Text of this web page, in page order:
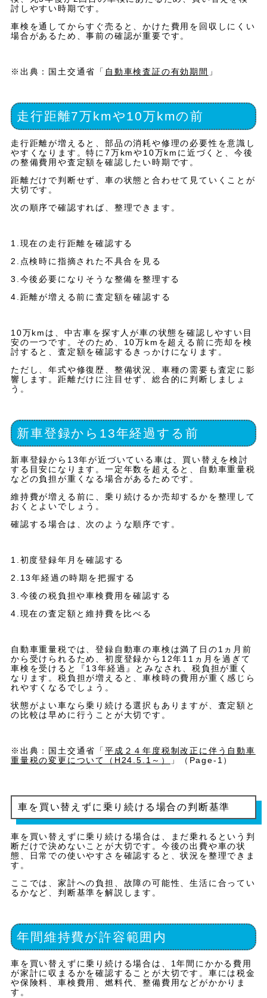
討しやすい時期です。
車検を通してからすぐ売ると、かけた費用を回収しにくい
場合があるため、事前の確認が重要です。
※出典：国土交通省「 自動車検査証の有効期間 」
走行距離7万kmや10万kmの前
走行距離が増えると、部品の消耗や修理の必要性を意識し
やすくなります。特に7万kmや10万kmに近づくと、今後
の整備費用や査定額を確認したい時期です。
距離だけで判断せず、車の状態と合わせて見ていくことが
大切です。
次の順序で確認すれば、整理できます。
1.現在の走行距離を確認する
2.点検時に指摘された不具合を見る
3.今後必要になりそうな整備を整理する
4.距離が増える前に査定額を確認する
10万kmは、中古車を探す人が車の状態を確認しやすい目
安の一つです。そのため、10万kmを超える前に売却を検
討すると、査定額を確認するきっかけになります。
ただし、年式や修復歴、整備状況、車種の需要も査定に影
響します。距離だけに注目せず、総合的に判断しましょ
う。
新車登録から13年経過する前
新車登録から13年が近づいている車は、買い替えを検討
する目安になります。一定年数を超えると、自動車重量税
などの負担が重くなる場合があるためです。
維持費が増える前に、乗り続けるか売却するかを整理して
おくとよいでしょう。
確認する場合は、次のような順序です。
1.初度登録年月を確認する
2.13年経過の時期を把握する
3.今後の税負担や車検費用を確認する
4.現在の査定額と維持費を比べる
自動車重量税では、登録自動車の車検は満了日の1ヵ月前
から受けられるため、初度登録から12年11ヵ月を過ぎて
車検を受けると『13年経過』とみなされ、税負担が重く
なります。税負担が増えると、車検時の費用が重く感じら
れやすくなるでしょう。
状態がよい車なら乗り続ける選択もありますが、査定額と
の比較は早めに行うことが大切です。
※出典：国土交通省「平成２４年度税制改正に伴う自動車
重量税の変更について（H24.5.1～）
」（Page-1）
車を買い替えずに乗り続ける場合の判断基準
車を買い替えずに乗り続ける場合は、まだ乗れるという判
断だけで決めないことが大切です。今後の出費や車の状
態、日常での使いやすさを確認すると、状況を整理できま
す。
ここでは、家計への負担、故障の可能性、生活に合ってい
るかなど、判断基準を解説します。
年間維持費が許容範囲内
車を買い替えずに乗り続ける場合は、1年間にかかる費用
が家計に収まるかを確認することが大切です。車には税金
や保険料、車検費用、燃料代、整備費用などがかかりま
す。